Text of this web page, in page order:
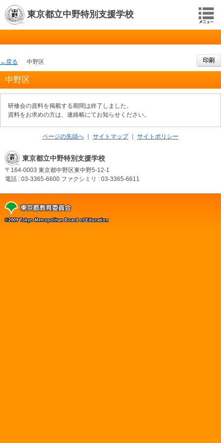
東京都立中野特別支援学校
戻る 中野区 印刷
中野区
研修会の資料を掲載する期間は終了しました。
資料をお求めの方は、連絡帳にてお知らせください。
ページの先頭へ サイトマップ サイトポリシー
東京都立中野特別支援学校
〒164-0003 東京都中野区東中野5-12-1
電話 : 03-3365-6600 ファクシミリ : 03-3365-6611
©2009 Tokyo Metropolitan Board of Education